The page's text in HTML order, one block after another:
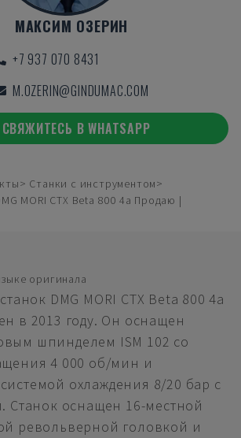
МАКСИМ ОЗЕРИН
+7 937 070 8431
M.OZERIN@GINDUMAC.COM
СВЯЖИТЕСЬ В WHATSAPP
Станки с инструментом
MORI CTX Beta 800 4a Продаю |
оригинала
DMG MORI CTX Beta 800 4a
в 2013 году. Он оснащен
шпинделем ISM 102 со
4 000 об/мин и
охлаждения 8/20 бар с
Станок оснащен 16-местной
револьверной головкой и